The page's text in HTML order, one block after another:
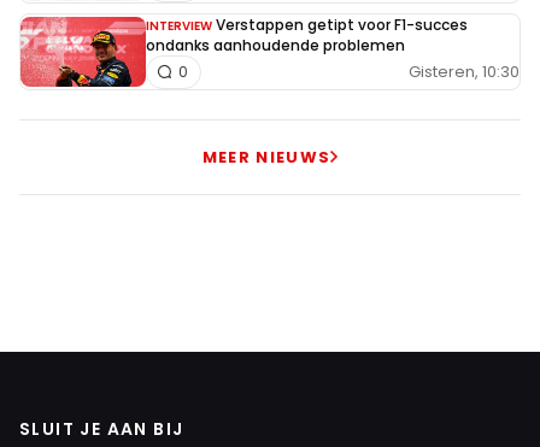
INTERVIEW Verstappen getipt voor F1-succes
ondanks aanhoudende problemen
Gisteren, 10:30
0
MEER NIEUWS
SLUIT JE AAN BIJ